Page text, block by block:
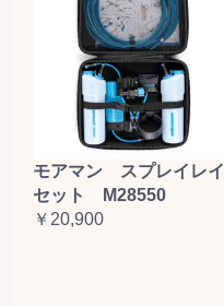
モアマン スプレイレイ
セット M28550
￥20,900